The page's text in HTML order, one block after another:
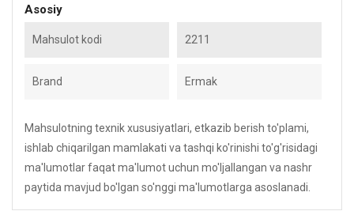
Asosiy
Mahsulot kodi 2211
Brand Ermak
Mahsulotning texnik xususiyatlari, etkazib berish to'plami,
ishlab chiqarilgan mamlakati va tashqi ko'rinishi to'g'risidagi
ma'lumotlar faqat ma'lumot uchun mo'ljallangan va nashr
paytida mavjud bo'lgan so'nggi ma'lumotlarga asoslanadi.